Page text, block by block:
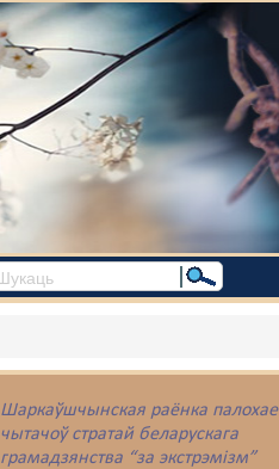
Шаркаўшчынская раёнка палохае
чытачоў стратай беларускага
грамадзянства “за экстрэмізм”